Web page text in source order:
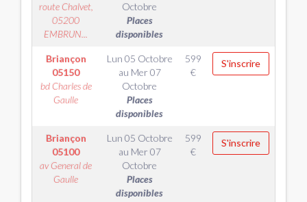
route Chalvet,
05200
EMBRUN...
Octobre
Places
disponibles
Briançon
05150
bd Charles de
Gaulle
Lun 05 Octobre
au Mer 07
Octobre
Places
disponibles
599
€
S'inscrire
Briançon
05100
av General de
Gaulle
Lun 05 Octobre
au Mer 07
Octobre
Places
disponibles
599
€
S'inscrire